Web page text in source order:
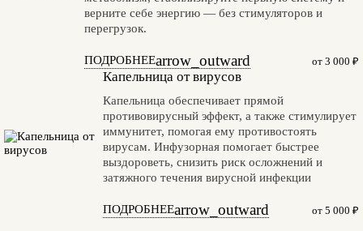
верните себе энергию — без стимуляторов и
перегрузок.
ПОДРОБНЕЕarrow_outward от 3 000 ₽
Капельница от вирусов
Капельница обеспечивает прямой
противовирусный эффект, а также стимулирует
иммунитет, помогая ему противостоять
вирусам. Инфузорная помогает быстрее
выздороветь, снизить риск осложнений и
затяжного течения вирусной инфекции
ПОДРОБНЕЕarrow_outward от 5 000 ₽